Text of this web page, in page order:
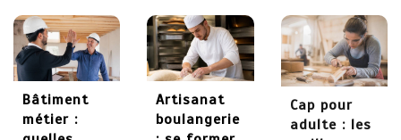
5
Chaudronnier formation :
apprendre un métier
technique et recherché
Bâtiment
métier :
Artisanat
boulangerie
Cap pour
adulte : les